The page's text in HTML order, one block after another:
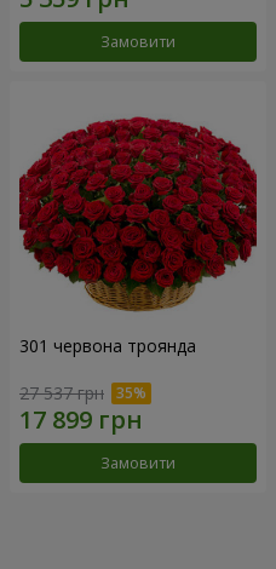
Замовити
301 червона троянда
27 537 грн
Замовити